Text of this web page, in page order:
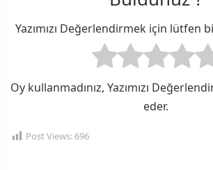
Yazımızı Değerlendirmek için lütfen
Oy kullanmadınız, Yazımızı
eder.
Post Views: 696